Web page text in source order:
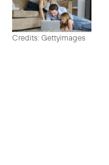
Credits: Gettyimages